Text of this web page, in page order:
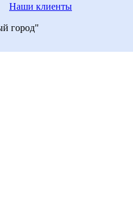
Наши клиенты
город"